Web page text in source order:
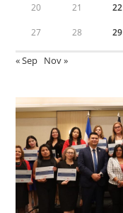
20 21 22
27 28 29
« Sep Nov »